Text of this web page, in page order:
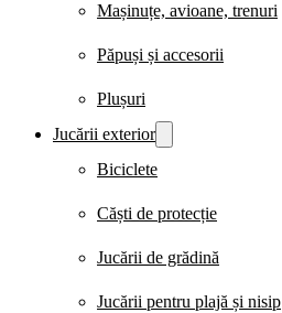
Mașinuțe, avioane, trenuri
Păpuși și accesorii
Plușuri
Jucării exterior
Biciclete
Căști de protecție
Jucării de grădină
Jucării pentru plajă și nisip